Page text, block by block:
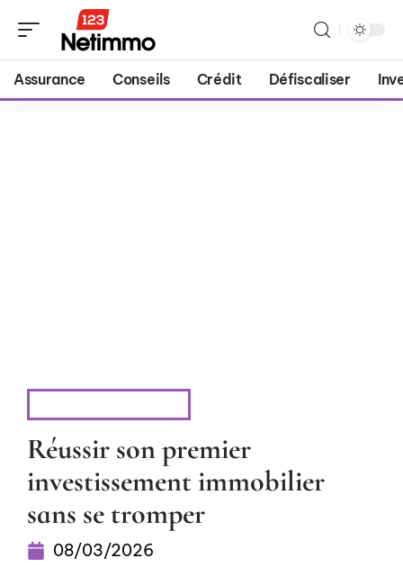
Assurance Conseils Crédit Défiscaliser
Réussir son premier
investissement immobilier
sans se tromper
08/03/2026